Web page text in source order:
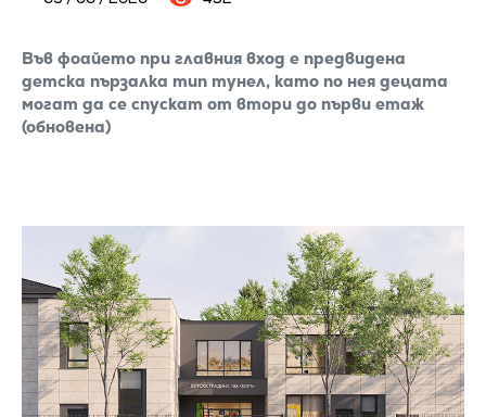
Във фоайето при главния вход е предвидена
детска пързалка тип тунел, като по нея децата
могат да се спускат от втори до първи етаж
(обновена)